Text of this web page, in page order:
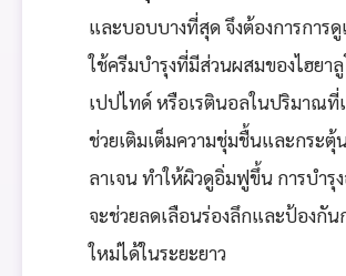
และบอบบางที่สุด จึงต้องการการ
ใช้ครีมบำรุงที่มีส่วนผสมของไฮยา
เปปไทด์ หรือเรตินอลในปริมาณที่
ช่วยเติมเต็มความชุ่มชื้นและกระตุ้
ลาเจน ทำให้ผิวดูอิ่มฟูขึ้น การบำรุ
จะช่วยลดเลือนร่องลึกและป้องกัน
ใหม่ได้ในระยะยาว